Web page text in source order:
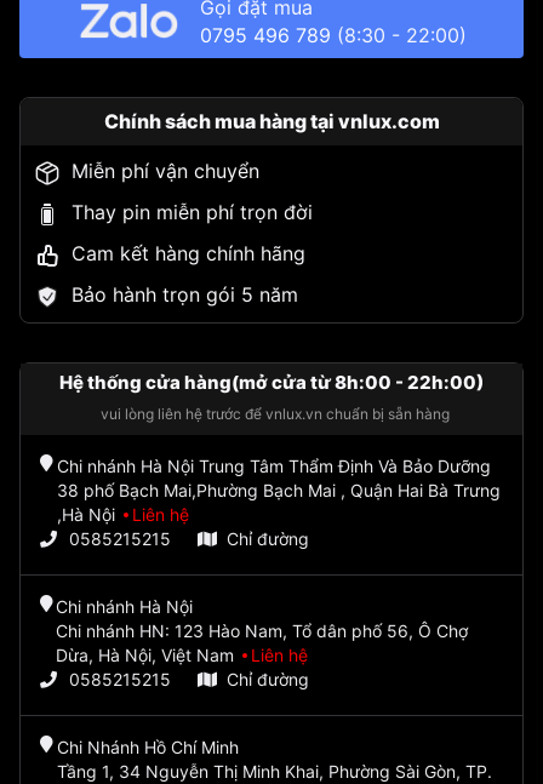
Gọi đặt mua
0795 496 789 (8:30 - 22:00)
Chính sách mua hàng tại vnlux.com
Miễn phí vận chuyển
Thay pin miễn phí trọn đời
Cam kết hàng chính hãng
Bảo hành trọn gói 5 năm
Hệ thống cửa hàng(mở cửa từ 8h:00 - 22h:00)
vui lòng liên hệ trước để vnlux.vn chuẩn bị sẵn hàng
Chi nhánh Hà Nội Trung Tâm Thẩm Định Và Bảo Dưỡng
38 phố Bạch Mai,Phường Bạch Mai , Quận Hai Bà Trưng
,Hà Nội
Liên hệ
0585215215
Chỉ đường
Chi nhánh Hà Nội
Chi nhánh HN: 123 Hào Nam, Tổ dân phố 56, Ô Chợ
Dừa, Hà Nội, Việt Nam
Liên hệ
0585215215
Chỉ đường
Chi Nhánh Hồ Chí Minh
Tầng 1, 34 Nguyễn Thị Minh Khai, Phường Sài Gòn, TP.